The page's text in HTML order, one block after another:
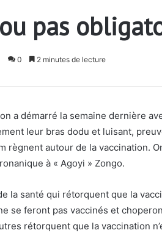
pas
0 2 minutes de lecture
a démarré la semaine dernière
leur bras dodu et luisant,
règnent autour de la vaccination.
à « Agoyi » Zongo.
la santé qui rétorquent que la
se feront pas vaccinés et
rétorquent que la vaccination